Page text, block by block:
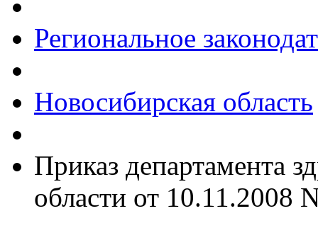
Региональное
Новосибирская область
Приказ департамента
области от 10.11.2008